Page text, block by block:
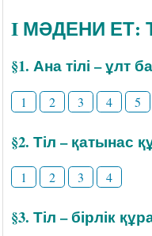
I МӘДЕНИ ЕТ:
§1. Ана тілі – ұлт
1 2 3 4 5
§2. Тіл – қатынас
1 2 3 4
§3. Тіл – бірлік